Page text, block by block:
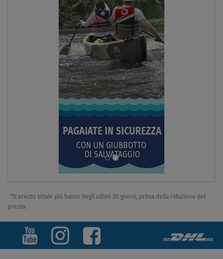
*Il prezzo totale più basso degli ultimi 30 giorni, prima della riduzione del
prezzo.